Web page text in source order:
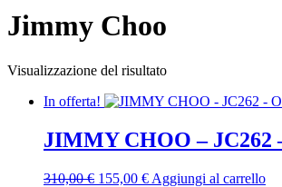
Jimmy Choo
Visualizzazione del risultato
In offerta!
JIMMY CHOO – JC262
310,00€ Il155,00 €IlAggiungi al carrello